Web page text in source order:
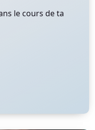
le cours de ta